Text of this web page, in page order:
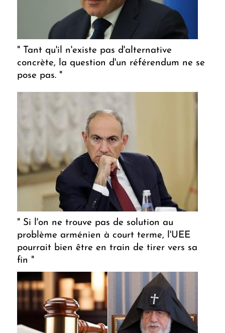
" Tant qu'il n'existe pas d'alternative
concrète, la question d'un référendum ne se
pose pas. "
" Si l'on ne trouve pas de solution au
problème arménien à court terme, l'UEE
pourrait bien être en train de tirer vers sa
fin "